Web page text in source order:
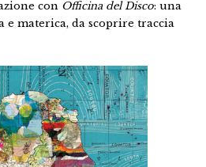
con Officina del Disco: una
e materica, da scoprire traccia